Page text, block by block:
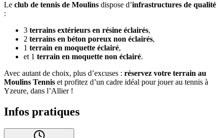
Le club de tennis de Moulins dispose d’infrastructures de qualité
:
3 terrains extérieurs en résine éclairés,
2 terrains en béton poreux non éclairés,
1 terrain en moquette éclairé,
et 1 terrain en moquette non éclairé.
Avec autant de choix, plus d’excuses : réservez votre terrain au
Moulins Tennis et profitez d’un cadre idéal pour jouer au tennis à
Yzeure, dans l’Allier !
Infos pratiques